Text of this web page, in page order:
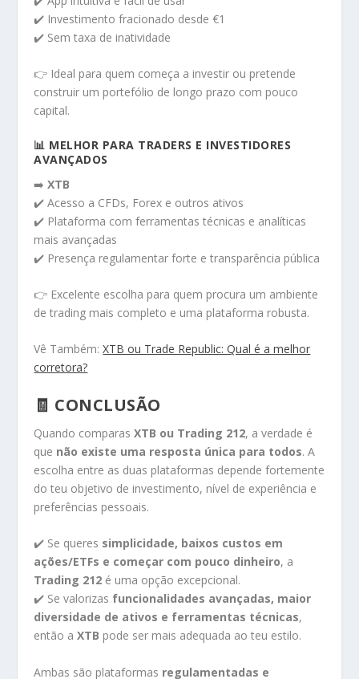
✔️ Investimento fracionado desde €1
✔️ Sem taxa de inatividade
👉 Ideal para quem começa a investir ou pretende
construir um portefólio de longo prazo com pouco
capital.
📊 MELHOR PARA TRADERS E INVESTIDORES
AVANÇADOS
➡️XTB
✔️ Acesso a CFDs, Forex e outros ativos
✔️ Plataforma com ferramentas técnicas e analíticas
mais avançadas
✔️ Presença regulamentar forte e transparência pública
👉 Excelente escolha para quem procura um ambiente
de trading mais completo e uma plataforma robusta.
Vê Também:XTB ou Trade Republic: Qual é a melhor
corretora?
🧾 CONCLUSÃO
Quando comparasXTB ou Trading 212, a verdade é
que não existe uma resposta única para todos. A
escolha entre as duas plataformas depende fortemente
do teu objetivo de investimento, nível de experiência e
preferências pessoais.
✔️ Se queres simplicidade, baixos custos em
ações/ETFs e começar com pouco dinheiro, a
Trading 212 é uma opção excepcional.
✔️ Se valorizas funcionalidades avançadas, maior
diversidade de ativos e ferramentas técnicas,
então aXTB pode ser mais adequada ao teu estilo.
Ambas são plataformas regulamentadas e